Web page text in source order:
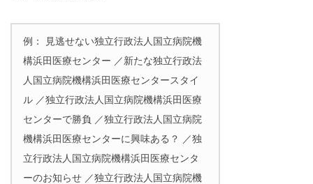
例： 見逃せない独立行政法人国立病院機
構浜田医療センター ／新たな独立行政法
人国立病院機構浜田医療センタースタイ
ル ／独立行政法人国立病院機構浜田医療
センターで勝負 ／独立行政法人国立病院
機構浜田医療センターに興味ある？ ／独
立行政法人国立病院機構浜田医療センタ
ーのお知らせ ／独立行政法人国立病院機